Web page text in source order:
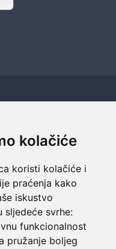
kolačiće
koristi kolačiće i
praćenja kako
iskustvo
sljedeće svrhe:
funkcionalnost
pružanje boljeg